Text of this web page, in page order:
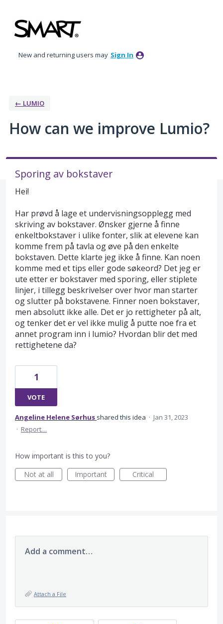
to
content
New and returning users may Sign In
← LUMIO
How can we improve Lumio?
Sporing av bokstaver
Hei!
Har prøvd å lage et undervisningsopplegg med
skriving av bokstaver. Ønsker gjerne å finne
enkeltbokstaver i ulike fonter, slik at elevene kan
komme frem på tavla og øve på den enkelte
bokstaven. Dette klarte jeg ikke å finne. Kan noen
komme med et tips eller gode søkeord? Det jeg er
ute etter er bokstaver med sporing, eller stiplete
linjer, i tillegg beskrivelser over hvor man starter
og slutter på bokstavene. Finner noen bokstaver,
men absolutt ikke alle. Det er jo rettigheter på alt,
og tenker det er vel ikke mulig å putte noe fra et
annet program inn i lumio? Hvordan blir det med
rettighetene da?
1
VOTE
Angeline Helene Sørhus shared this idea · Jan 31, 2023
· Report…
How important is this to you?
Not at all
Important Critical
Add a comment…
Attach a File